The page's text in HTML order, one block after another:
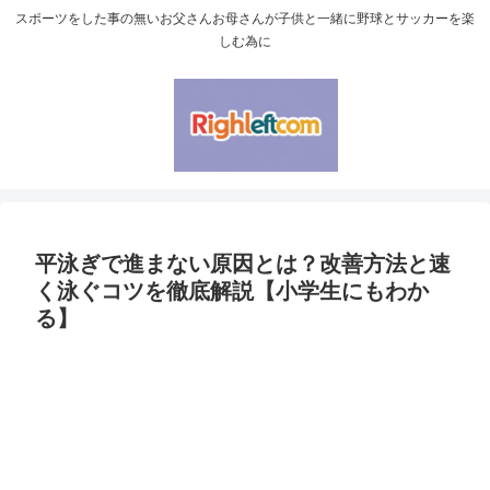
スポーツをした事の無いお父さんお母さんが子供と一緒に野球とサッカーを楽
しむ為に
平泳ぎで進まない原因とは？改善方法と速
く泳ぐコツを徹底解説【小学生にもわか
る】